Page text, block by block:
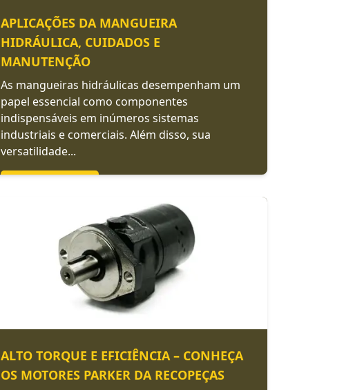
APLICAÇÕES DA MANGUEIRA
HIDRÁULICA, CUIDADOS E
MANUTENÇÃO
As mangueiras hidráulicas desempenham um
papel essencial como componentes
indispensáveis em inúmeros sistemas
industriais e comerciais. Além disso, sua
versatilidade...
ALTO TORQUE E EFICIÊNCIA – CONHEÇA
OS MOTORES PARKER DA RECOPEÇAS